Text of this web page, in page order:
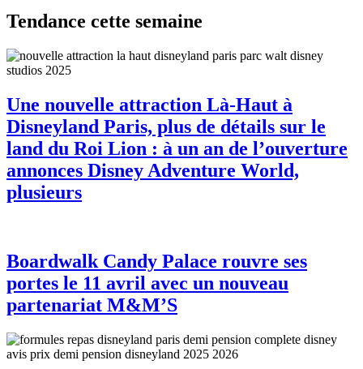
Tendance cette semaine
Une nouvelle attraction Là-Haut à
Disneyland Paris, plus de détails sur le
land du Roi Lion : à un an de l’ouverture
annonces Disney Adventure World,
plusieurs
Boardwalk Candy Palace rouvre ses
portes le 11 avril avec un nouveau
partenariat M&M’S